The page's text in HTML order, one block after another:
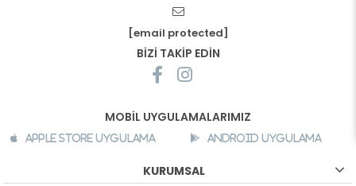
[email protected]
BİZİ TAKİP EDİN
MOBİL UYGULAMALARIMIZ
Apple Store Uygulama Android Uygulama
KURUMSAL